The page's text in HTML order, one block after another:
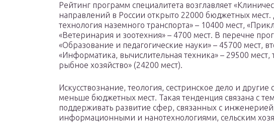
Рейтинг программ специалитета возглавляет
направлений в России открыто 22000 бюджетных мест.
технология наземного транспорта» – 10400 мест,
«Ветеринария и зоотехния» – 4700 мест. В перечне
«Образование и педагогические науки» – 45700 мест,
«Информатика, вычислительная техника» – 29500 мест,
рыбное хозяйство» (24200 мест).
Искусствознание, теология, сестринское дело и
меньше бюджетных мест. Такая тенденция связана с
поддерживать развитие сфер, связанных с
информационными и нанотехнологиями, сельским